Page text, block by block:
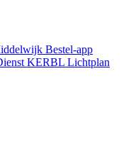
Bestel-app
KERBL Lichtplan